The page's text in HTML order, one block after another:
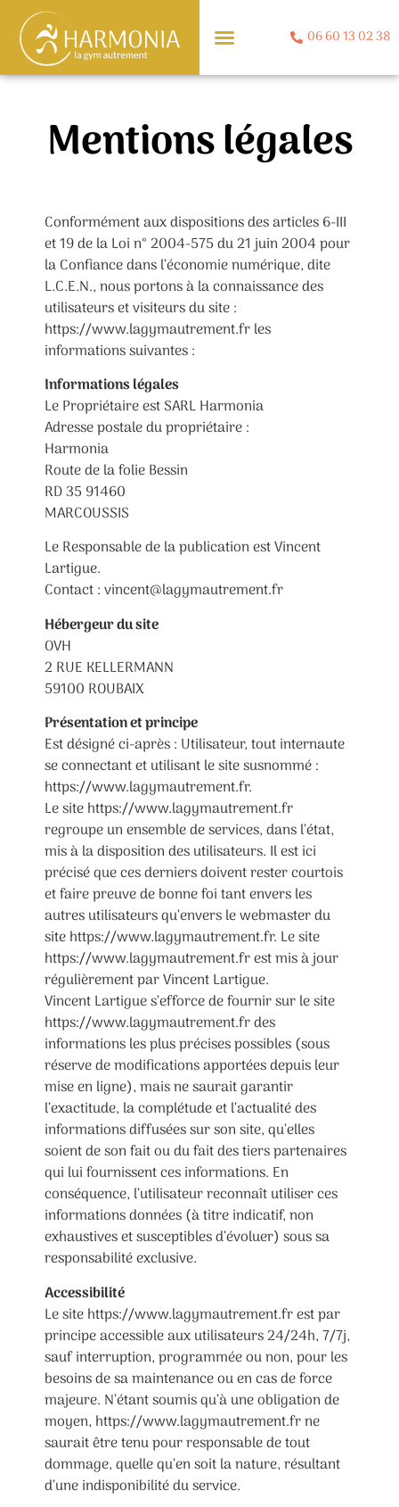
06 60 13 02 38
Mentions légales
Conformément aux dispositions des articles 6-III
et 19 de la Loi n° 2004-575 du 21 juin 2004 pour
la Confiance dans l’économie numérique, dite
L.C.E.N., nous portons à la connaissance des
utilisateurs et visiteurs du site :
https://www.lagymautrement.fr les
informations suivantes :
Informations légales
Le Propriétaire est SARL Harmonia
Adresse postale du propriétaire :
Harmonia
Route de la folie Bessin
RD 35 91460
MARCOUSSIS
Le Responsable de la publication est Vincent
Lartigue.
Contact : vincent@lagymautrement.fr
Hébergeur du site
OVH
2 RUE KELLERMANN
59100 ROUBAIX
Présentation et principe
Est désigné ci-après : Utilisateur, tout internaute
se connectant et utilisant le site susnommé :
https://www.lagymautrement.fr.
Le site https://www.lagymautrement.fr
regroupe un ensemble de services, dans l’état,
mis à la disposition des utilisateurs. Il est ici
précisé que ces derniers doivent rester courtois
et faire preuve de bonne foi tant envers les
autres utilisateurs qu’envers le webmaster du
site https://www.lagymautrement.fr. Le site
https://www.lagymautrement.fr est mis à jour
régulièrement par Vincent Lartigue.
Vincent Lartigue s’efforce de fournir sur le site
https://www.lagymautrement.fr des
informations les plus précises possibles (sous
réserve de modifications apportées depuis leur
mise en ligne), mais ne saurait garantir
l’exactitude, la complétude et l’actualité des
informations diffusées sur son site, qu’elles
soient de son fait ou du fait des tiers partenaires
qui lui fournissent ces informations. En
conséquence, l’utilisateur reconnaît utiliser ces
informations données (à titre indicatif, non
exhaustives et susceptibles d’évoluer) sous sa
responsabilité exclusive.
Accessibilité
Le site https://www.lagymautrement.fr est par
principe accessible aux utilisateurs 24/24h, 7/7j,
sauf interruption, programmée ou non, pour les
besoins de sa maintenance ou en cas de force
majeure. N’étant soumis qu’à une obligation de
moyen, https://www.lagymautrement.fr ne
saurait être tenu pour responsable de tout
dommage, quelle qu’en soit la nature, résultant
d’une indisponibilité du service.